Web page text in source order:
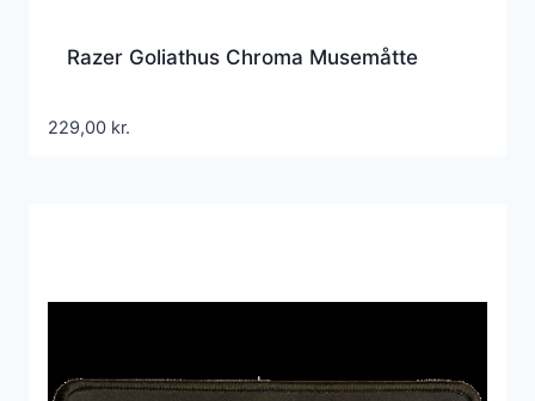
Razer Goliathus Chroma Musemåtte
229,00 kr.